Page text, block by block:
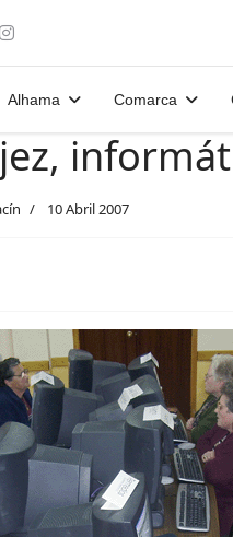
Alhama Comarca
10 Abril 2007